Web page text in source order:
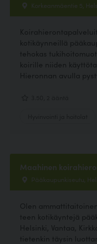
Korkeanmäentie 5,
kotikäynneillä
tehokas
koirille niiden
Hieronnan avulla
Maahinen
Pääkaupunkiseutu,
Olen
teen kotikäyntejä
Helsinki, Vantaa,
tietenkin täysin